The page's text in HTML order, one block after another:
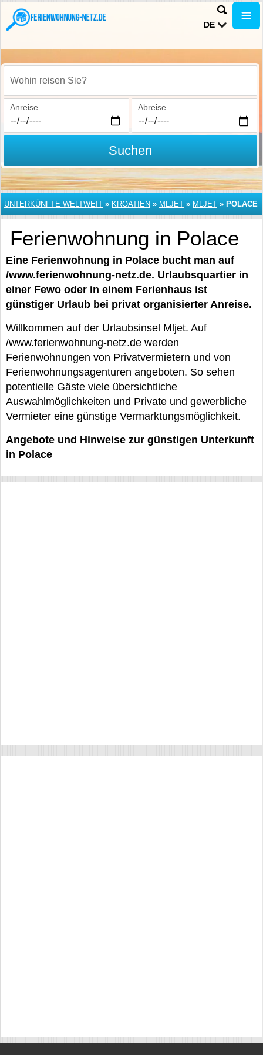
DE
Wohin reisen Sie?
Anreise Abreise
Suchen
UNTERKÜNFTE WELTWEIT » KROATIEN » MLJET » MLJET » POLACE
Ferienwohnung in Polace
Eine Ferienwohnung in Polace bucht man auf
/www.ferienwohnung-netz.de. Urlaubsquartier in
einer Fewo oder in einem Ferienhaus ist
günstiger Urlaub bei privat organisierter Anreise.
Willkommen auf der Urlaubsinsel Mljet. Auf
/www.ferienwohnung-netz.de werden
Ferienwohnungen von Privatvermietern und von
Ferienwohnungsagenturen angeboten. So sehen
potentielle Gäste viele übersichtliche
Auswahlmöglichkeiten und Private und gewerbliche
Vermieter eine günstige Vermarktungsmöglichkeit.
Angebote und Hinweise zur günstigen Unterkunft
in Polace